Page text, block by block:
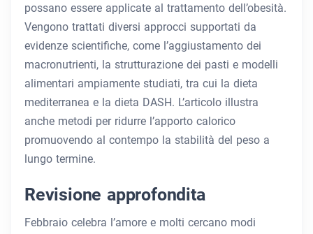
possano essere applicate al trattamento dell’obesità.
Vengono trattati diversi approcci supportati da
evidenze scientifiche, come l’aggiustamento dei
macronutrienti, la strutturazione dei pasti e modelli
alimentari ampiamente studiati, tra cui la dieta
mediterranea e la dieta DASH. L’articolo illustra
anche metodi per ridurre l’apporto calorico
promuovendo al contempo la stabilità del peso a
lungo termine.
Revisione approfondita
Febbraio celebra l’amore e molti cercano modi